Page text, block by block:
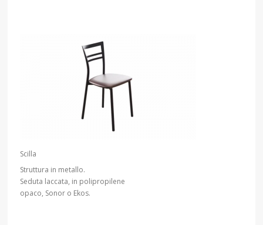
Scilla
Struttura in metallo.
Seduta laccata, in polipropilene
opaco, Sonor o Ekos.